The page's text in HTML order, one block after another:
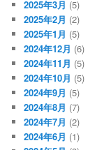
2025年3月 (5)
2025年2月 (2)
2025年1月 (5)
2024年12月 (6)
2024年11月 (5)
2024年10月 (5)
2024年9月 (5)
2024年8月 (7)
2024年7月 (2)
2024年6月 (1)